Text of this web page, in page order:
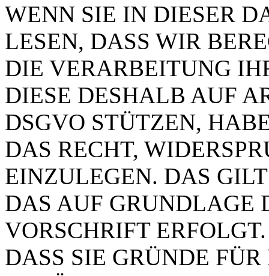
WENN SIE IN DIESER
LESEN, DASS WIR
DIE VERARBEITUNG
DIESE DESHALB AUF
DSGVO STÜTZEN,
DAS RECHT,
EINZULEGEN. DAS
DAS AUF GRUNDLAGE
VORSCHRIFT
DASS SIE GRÜNDE